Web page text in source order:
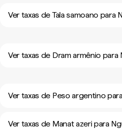
Ver taxas de Tala samoano para
Ver taxas de Dram armênio
Ver taxas de Peso argentino
Ver taxas de Manat azeri para